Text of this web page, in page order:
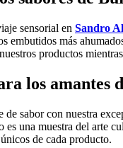
sensorial en Sandro
embutidos más
productos
los amantes
de sabor con nuestra
es una muestra del arte
de cada producto.